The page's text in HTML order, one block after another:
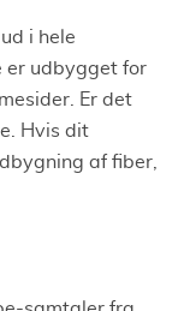
i hele
er udbygget for
Er det
Hvis dit
af fiber,